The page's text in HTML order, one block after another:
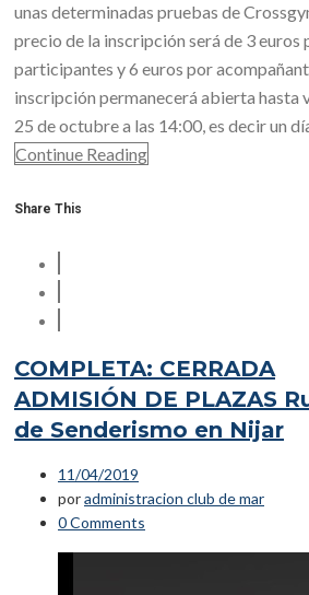
unas determinadas pruebas de
precio de la inscripción será de 3 euros
participantes y 6 euros por
inscripción permanecerá abierta hasta
25 de octubre a las 14:00, es decir un
Continue Reading
Share This
COMPLETA: CERRADA
ADMISIÓN DE PLAZAS
de Senderismo en Nijar
11/04/2019
poradministracion club de mar
0 Comments